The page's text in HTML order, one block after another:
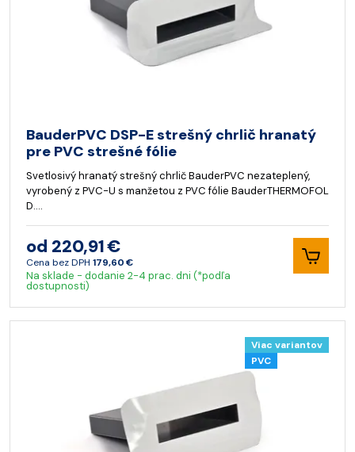
BauderPVC DSP-E strešný chrlič hranatý
pre PVC strešné fólie
Svetlosivý hranatý strešný chrlič BauderPVC nezateplený,
vyrobený z PVC-U s manžetou z PVC fólie BauderTHERMOFOL
D.…
od 220,91 €
Cena bez DPH 179,60 €
Na sklade - dodanie 2-4 prac. dni (*podľa
dostupnosti)
Viac variantov
PVC